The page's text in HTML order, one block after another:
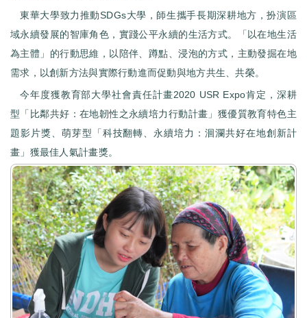
東華大學致力推動SDGs大學，師生攜手長期深耕地方，扮演區
域永續發展的智庫角色，實踐公平永續的生活方式。「以在地生活
為主體」的行動思維，以陪伴、蹲點、浸泡的方式，主動發掘在地
需求，以創新方法與實際行動進而促動與地方共生、共榮。
今年度獲教育部大學社會責任計畫2020 USR Expo肯定，深耕
型「比鄰共好：在地韌性之永續培力行動計畫」獲優質教育特色主
題影片獎、萌芽型「科技翻轉、永續培力：洄瀾共好在地創新計
畫」獲最佳人氣計畫獎。